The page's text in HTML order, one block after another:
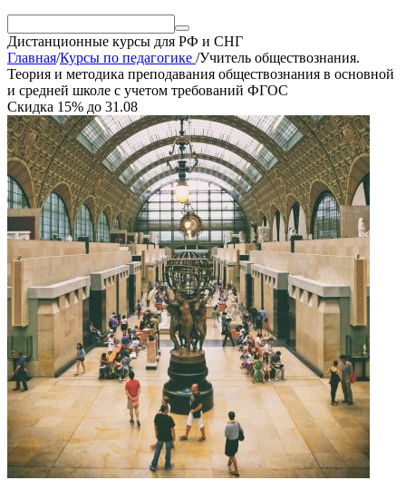
Дистанционные курсы для РФ и СНГ
Главная/Курсы по педагогике /Учитель обществознания.
Теория и методика преподавания обществознания в основной
и средней школе с учетом требований ФГОС
Скидка 15% до 31.08